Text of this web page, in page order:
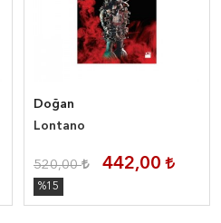
Doğan
Lontano
520,00 442,00
%15